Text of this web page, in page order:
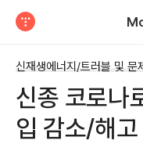
신재생에너지/트러블 및 문
신종 코로나
입 감소/해